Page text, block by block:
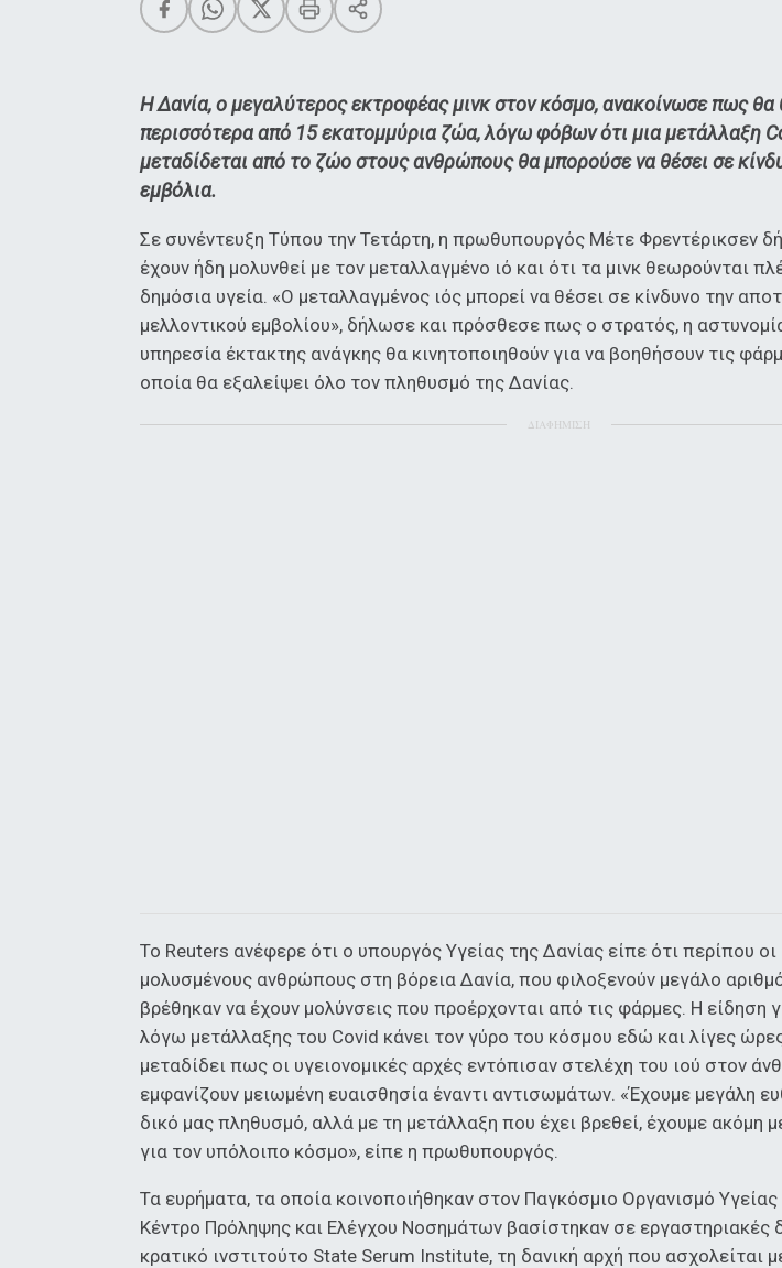
Η Δανία, ο μεγαλύτερος εκτροφέας μινκ στον κόσμο, ανακοίνωσε πως θα
περισσότερα από 15 εκατομμύρια ζώα, λόγω φόβων ότι μια μετάλλαξη
μεταδίδεται από το ζώο στους ανθρώπους θα μπορούσε να θέσει σε
εμβόλια.
Σε συνέντευξη Τύπου την Τετάρτη, η πρωθυπουργός Μέτε Φρεντέρικσεν
έχουν ήδη μολυνθεί με τον μεταλλαγμένο ιό και ότι τα μινκ θεωρούνται
δημόσια υγεία. «Ο μεταλλαγμένος ιός μπορεί να θέσει σε κίνδυνο την
μελλοντικού εμβολίου», δήλωσε και πρόσθεσε πως ο στρατός, η
υπηρεσία έκτακτης ανάγκης θα κινητοποιηθούν για να βοηθήσουν τις
οποία θα εξαλείψει όλο τον πληθυσμό της Δανίας.
ΔΙΑΦΗΜΙΣΗ
Το Reuters ανέφερε ότι ο υπουργός Υγείας της Δανίας είπε ότι περίπου
μολυσμένους ανθρώπους στη βόρεια Δανία, που φιλοξενούν μεγάλο
βρέθηκαν να έχουν μολύνσεις που προέρχονται από τις φάρμες. H είδηση
λόγω μετάλλαξης του Covid κάνει τον γύρο του κόσμου εδώ και λίγες
μεταδίδει πως οι υγειονομικές αρχές εντόπισαν στελέχη του ιού στον
εμφανίζουν μειωμένη ευαισθησία έναντι αντισωμάτων. «Έχουμε μεγάλη
δικό μας πληθυσμό, αλλά με τη μετάλλαξη που έχει βρεθεί, έχουμε ακόμη
για τον υπόλοιπο κόσμο», είπε η πρωθυπουργός.
Τα ευρήματα, τα οποία κοινοποιήθηκαν στον Παγκόσμιο Οργανισμό
Κέντρο Πρόληψης και Ελέγχου Νοσημάτων βασίστηκαν σε εργαστηριακές
κρατικό ινστιτούτο State Serum Institute, τη δανική αρχή που ασχολείται